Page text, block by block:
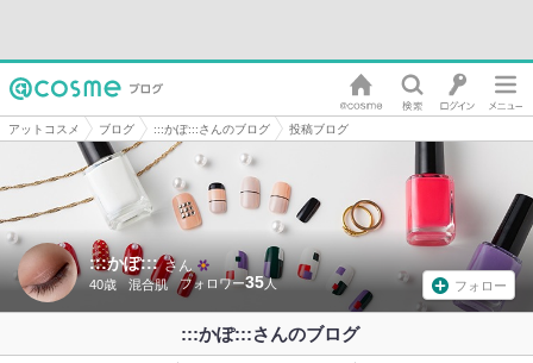
アットコスメ ブログ :::かぽ:::さんのブログ 投稿ブログ
:::かぽ::: さん
40歳 混合肌 35 フォロー
:::かぽ:::さんのブログ